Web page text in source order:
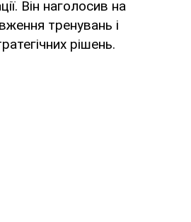
Він наголосив на
тренувань і
рішень.